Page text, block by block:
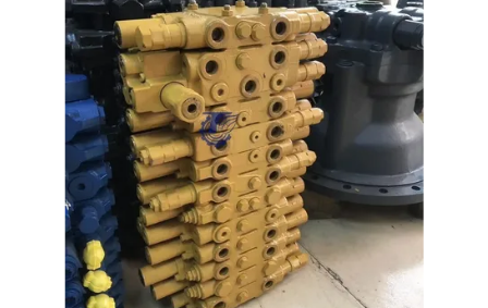
WSZYSTKIE
PRZYPADKI
POPROSIĆ
O
WYCENĘ
SITEMAP